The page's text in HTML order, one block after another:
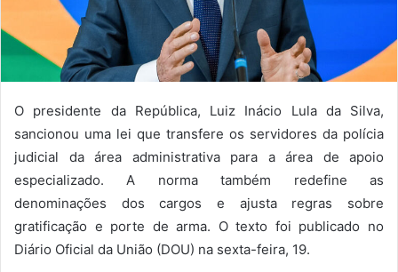
O presidente da República, Luiz Inácio Lula da Silva,
sancionou uma lei que transfere os servidores da polícia
judicial da área administrativa para a área de apoio
especializado. A norma também redefine as
denominações dos cargos e ajusta regras sobre
gratificação e porte de arma. O texto foi publicado no
Diário Oficial da União (DOU) na sexta-feira, 19.